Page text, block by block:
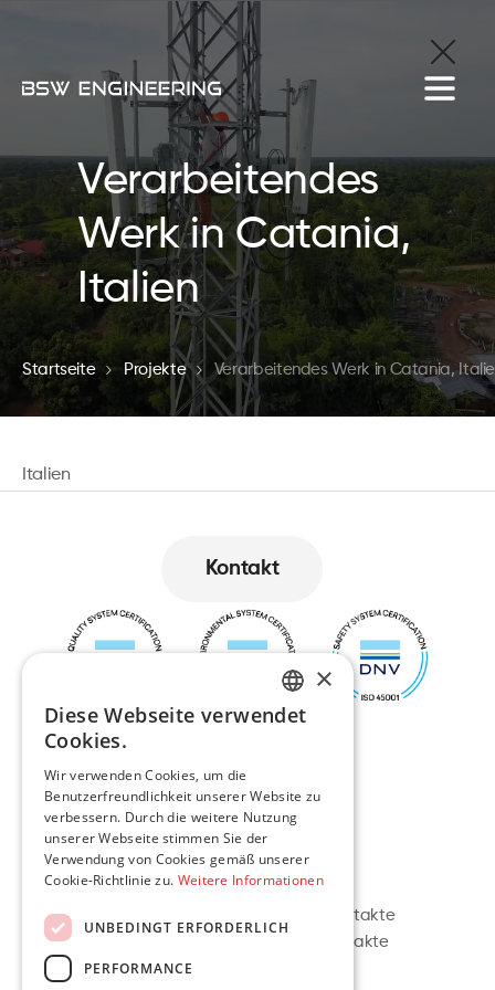
Verarbeitendes
Werk in Catania,
Italien
Startseite Projekte Verarbeitendes Werk in Catania,
Italien
Kontakt
Navigation
Projekte
Kontakt
Litauische Kontakte
Polnische Kontakte
ENGLISH
PL
DE
×
Diese Webseite verwendet
Cookies.
Wir verwenden Cookies, um die
Benutzerfreundlichkeit unserer Website zu
verbessern. Durch die weitere Nutzung
unserer Webseite stimmen Sie der
Verwendung von Cookies gemäß unserer
Cookie-Richtlinie zu. Weitere Informationen
UNBEDINGT ERFORDERLICH
PERFORMANCE